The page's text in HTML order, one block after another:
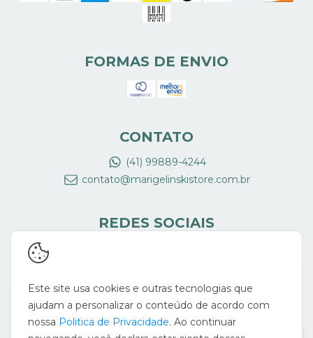
FORMAS DE ENVIO
CONTATO
(41) 99889-4244
contato@marigelinskistore.com.br
REDES SOCIAIS
Este site usa cookies e outras tecnologias que
ajudam a personalizar o conteúdo de acordo com
nossa Politica de Privacidade. Ao continuar